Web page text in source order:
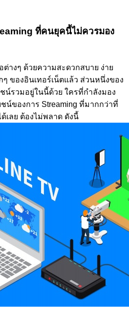
ที่คนยุคนี้ไม่ควรมอง
ต่างๆ ด้วยความสะดวกสบาย ง่าย
ๆ ของอินเทอร์เน็ตแล้ว ส่วนหนึ่งของ
น์รวมอยู่ในนี้ด้วย ใครที่กำลังมอง
น์ของการ Streaming ที่มากกว่าที่
เลย ต้องไม่พลาด ดังนี้